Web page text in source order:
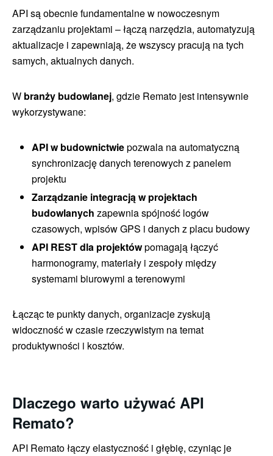
API są obecnie fundamentalne w nowoczesnym
zarządzaniu projektami – łączą narzędzia, automatyzują
aktualizacje i zapewniają, że wszyscy pracują na tych
samych, aktualnych danych.
W branży budowlanej, gdzie Remato jest intensywnie
wykorzystywane:
API w budownictwiepozwala na automatyczną
synchronizację danych terenowych z panelem
projektu
Zarządzanie integracją w projektach
budowlanych zapewnia spójność logów
czasowych, wpisów GPS i danych z placu budowy
API REST dla projektówpomagają łączyć
harmonogramy, materiały i zespoły między
systemami biurowymi a terenowymi
Łącząc te punkty danych, organizacje zyskują
widoczność w czasie rzeczywistym na temat
produktywności i kosztów.
Dlaczego warto używać API
Remato?
API Remato łączy elastyczność i głębię, czyniąc je